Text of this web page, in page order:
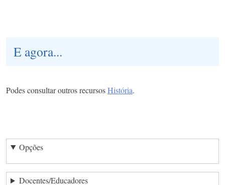
E agora...
Podes consultar outros recursosHistória.
Opções
Docentes/Educadores